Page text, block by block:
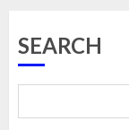
SEARCH